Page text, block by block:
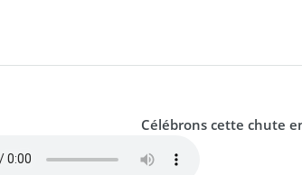
Célébrons cette chute